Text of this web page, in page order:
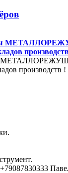
производств